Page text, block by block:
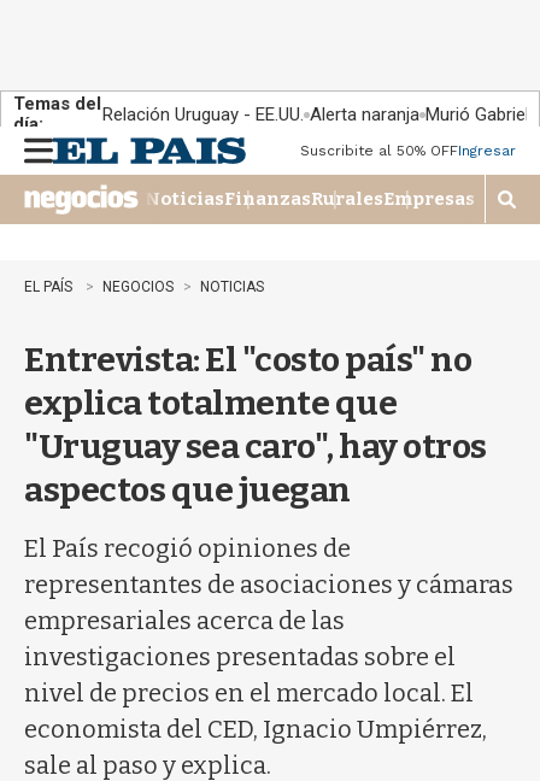
Temas del
día:
Relación Uruguay - EE.UU. Alerta naranja Murió Gabriel
n
u
Suscribite al 50% OFFIngresar
NoticiasFinanzasRuralesEmpresas
M
o
EL PAÍS NEGOCIOS NOTICIAS
Entrevista: El "costo país" no
explica totalmente que
"Uruguay sea caro", hay otros
aspectos que juegan
El País recogió opiniones de
representantes de asociaciones y cámaras
empresariales acerca de las
investigaciones presentadas sobre el
nivel de precios en el mercado local. El
economista del CED, Ignacio Umpiérrez,
sale al paso y explica.